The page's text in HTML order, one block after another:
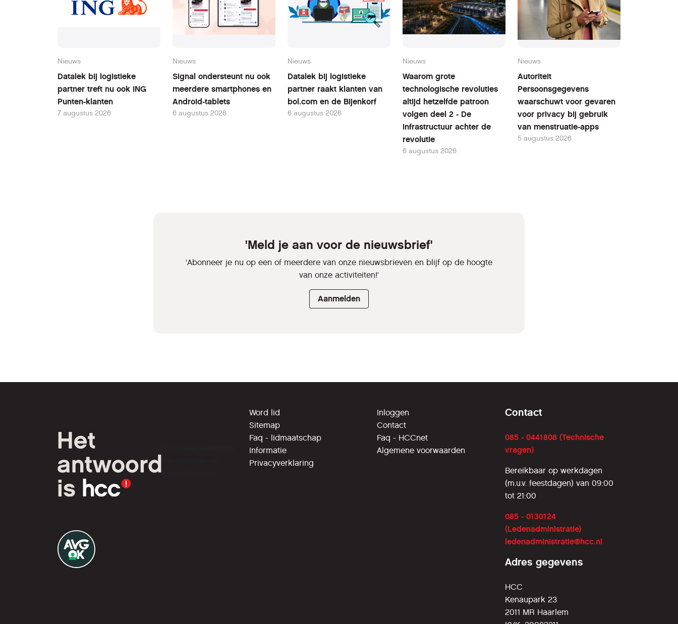
Nieuws
Datalek bij logistieke
partner treft nu ook ING
Punten-klanten
7 augustus 2026
Nieuws
Signal ondersteunt nu ook
meerdere smartphones en
Android-tablets
6 augustus 2026
Nieuws
Datalek bij logistieke
partner raakt klanten van
bol.com en de Bijenkorf
6 augustus 2026
Nieuws
Waarom grote
technologische revoluties
altijd hetzelfde patroon
volgen deel 2 - De
infrastructuur achter de
revolutie
6 augustus 2026
Nieuws
Autoriteit
Persoonsgegevens
waarschuwt voor gevaren
voor privacy bij gebruik
van menstruatie-apps
5 augustus 2026
'Meld je aan voor de nieuwsbrief'
'Abonneer je nu op een of meerdere van onze nieuwsbrieven en blijf op de hoogte
van onze activiteiten!'
Aanmelden
tech-liefhebbers.
Word lid
Sitemap
Faq - lidmaatschap
Informatie
Privacyverklaring
Inloggen
Contact
Faq - HCCnet
Algemene voorwaarden
Contact
085 - 0441808 (Technische
vragen)
Bereikbaar op werkdagen
(m.u.v. feestdagen) van 09:00
tot 21:00
085 - 0130124
(Ledenadministratie)
ledenadministratie@hcc.nl
Adres gegevens
HCC
Kenaupark 23
2011 MR Haarlem